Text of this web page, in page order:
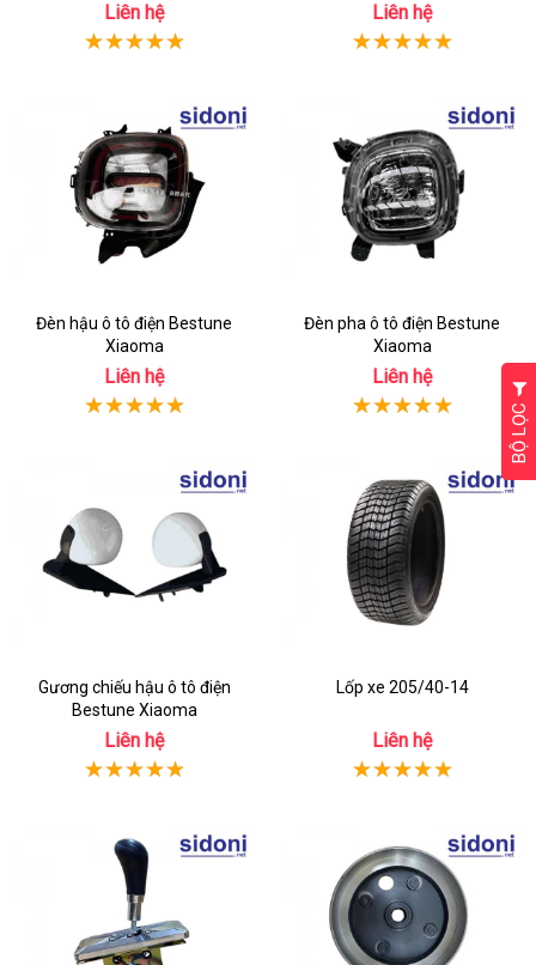
Liên hệ Liên hệ
Đèn hậu ô tô điện Bestune
Xiaoma
Liên hệ
Đèn pha ô tô điện Bestune
Xiaoma
Liên hệ
Gương chiếu hậu ô tô điện
Bestune Xiaoma
Liên hệ
Lốp xe 205/40-14
Liên hệ
BỘ LỌC